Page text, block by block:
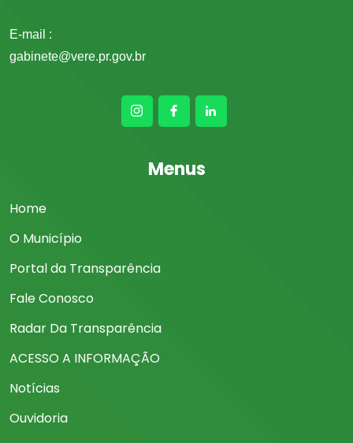
E-mail :
gabinete@vere.pr.gov.br
Menus
Home
O Município
Portal da Transparência
Fale Conosco
Radar Da Transparência
ACESSO A INFORMAÇÃO
Notícias
Ouvidoria